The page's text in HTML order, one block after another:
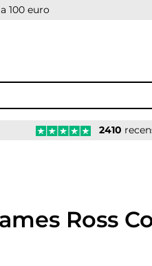
100 euro
2410
Ross